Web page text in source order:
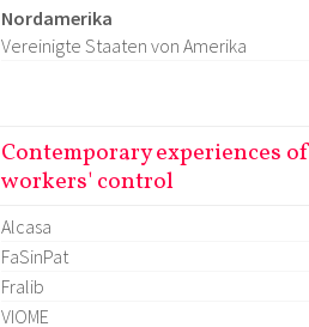
Nordamerika
Vereinigte Staaten von Amerika
Contemporary experiences of
workers' control
Alcasa
FaSinPat
Fralib
VIOME